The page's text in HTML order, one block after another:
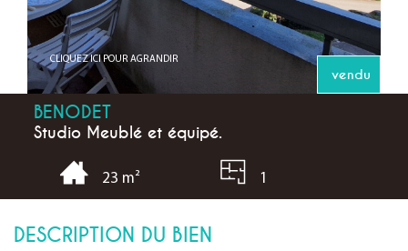
CLIQUEZ ICI POUR AGRANDIR
vendu
BENODET
Studio Meublé et équipé.
23 m² 1
DESCRIPTION DU BIEN